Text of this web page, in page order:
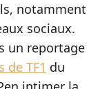
notamment
sociaux.
un reportage
de TF1 du